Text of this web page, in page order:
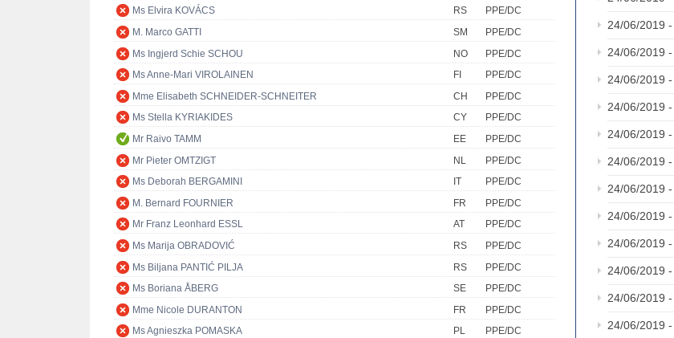
Ms Elvira KOVÁCS
RS
PPE/DC
M. Marco GATTI
SM
PPE/DC
Ms Ingjerd Schie SCHOU
NO
PPE/DC
Ms Anne-Mari VIROLAINEN
FI
PPE/DC
Mme Elisabeth SCHNEIDER-SCHNEITER
CH
PPE/DC
Ms Stella KYRIAKIDES
CY
PPE/DC
Mr Raivo TAMM
EE
PPE/DC
Mr Pieter OMTZIGT
NL
PPE/DC
Ms Deborah BERGAMINI
IT
PPE/DC
M. Bernard FOURNIER
FR
PPE/DC
Mr Franz Leonhard ESSL
AT
PPE/DC
Ms Marija OBRADOVIĆ
RS
PPE/DC
Ms Biljana PANTIĆ PILJA
RS
PPE/DC
Ms Boriana ÅBERG
SE
PPE/DC
Mme Nicole DURANTON
FR
PPE/DC
Ms Agnieszka POMASKA
PL
PPE/DC
24/06/2019 -
24/06/2019 -
24/06/2019 -
24/06/2019 -
24/06/2019 -
24/06/2019 -
24/06/2019 -
24/06/2019 -
24/06/2019 -
24/06/2019 -
24/06/2019 -
24/06/2019 -